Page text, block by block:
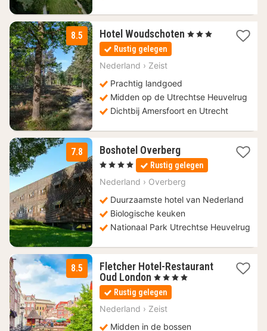
8.5 Hotel Woudschoten 2
, 3 Sterren
Rustig gelegen
Nederland › Zeist
Prachtig landgoed
Midden op de Utrechtse Heuvelrug
Dichtbij Amersfoort en Utrecht
7.8 Boshotel Overberg1
nacht
vanaf
94,60
, 4 Sterren Rustig gelegen
Nederland › Overberg
Duurzaamste hotel van Nederland
Biologische keuken
Nationaal Park Utrechtse Heuvelrug
8.5
Fletcher Hotel-Restaurant
Oud London 1
nacht
vanaf
88
, 4 Sterren
Rustig gelegen
Nederland › Zeist
Midden in de bossen